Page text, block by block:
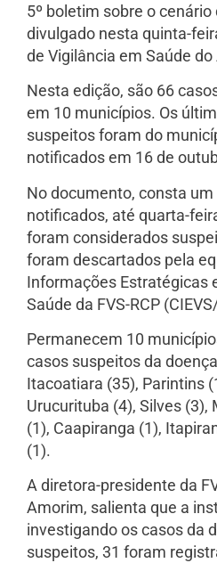
5º boletim sobre o
divulgado nesta quinta-
de Vigilância em Saúde
Nesta edição, são 66
em 10 municípios. Os
suspeitos foram do
notificados em 16 de
No documento, consta
notificados, até quarta-
foram considerados
foram descartados pela
Informações Estratégicas
Saúde da FVS-RCP
Permanecem 10
casos suspeitos da
Itacoatiara (35), Parintins
Urucurituba (4), Silves (3),
(1), Caapiranga (1),
(1).
A diretora-presidente da
Amorim, salienta que a
investigando os casos da
suspeitos, 31 foram